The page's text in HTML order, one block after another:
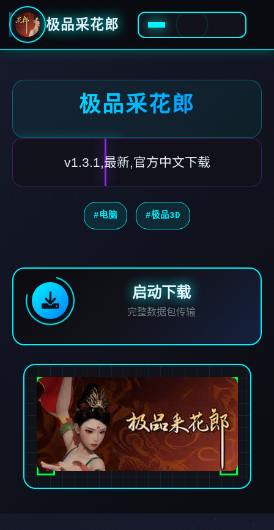
极品采花郎
极品采花郎
v1.3.1,最新,官方中文下载
#电脑 #极品3D
启动下载
完整数据包传输